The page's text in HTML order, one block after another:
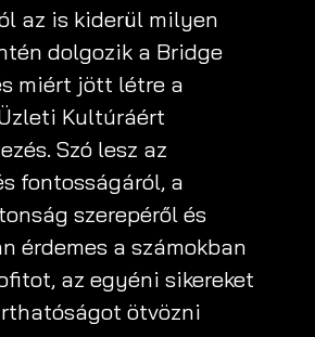
az is kiderül milyen
dolgozik a Bridge
miért jött létre a
Kultúráért
Szó lesz az
fontosságáról, a
szerepéről és
érdemes a számokban
az egyéni sikereket
ötvözni